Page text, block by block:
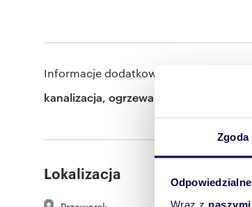
Zgoda
Wraz z
Informacje dodatkowe:
kanalizacja, ogrzewanie, wentylacja
Lokalizacja